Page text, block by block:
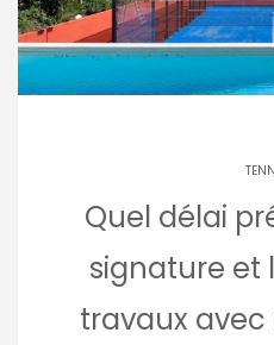
Quel délai
signature et
travaux